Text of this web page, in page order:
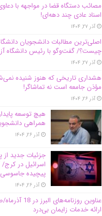
مصائب دستگاه قضا در مواجهه با
اسناد عادی چند‌ دهه‌ای!
آذر ۲۷, ۱۴۰۴
اصلی‌ترین مطالبات دانشجویان دانشگاه
چیست؟/ گفت‌وگو با رئیس دانشگاه
آذر ۲۷, ۱۴۰۴
هشداری تاریخی که هنوز شنیده
مؤذن جامعه است نه تماشاگر!
آذر ۲۶, ۱۴۰۴
هیچ توسعه
همراهی
آذر ۲۶, ۱۴۰۴
جزئیات جدید
اسرائیل در
پیچیده جاسوسی
آذر ۲۶, ۱۴۰۴
عناوین
ارائه خدمات زایمان بی‌درد